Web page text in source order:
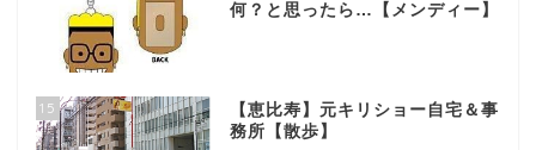
何？と思ったら…【メンディー】
15
【恵比寿】元キリショー自宅＆事
務所【散歩】